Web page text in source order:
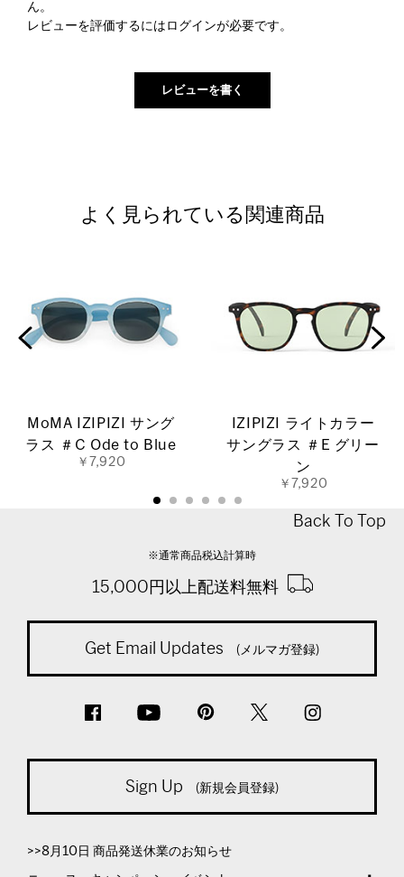
ん。
レビューを評価するには ログインが必要です。
よく見られている関連商品
MoMA IZIPIZI サング
ラス ＃C Ode to Blue
￥7,920
IZIPIZI ライトカラー
サングラス ＃E グリー
ン
￥7,920
Back To Top
※通常商品税込計算時
15,000円以上配送料無料
Get Email Updates (メルマガ登録)
Sign Up (新規会員登録)
>>8月10日 商品発送休業のお知らせ